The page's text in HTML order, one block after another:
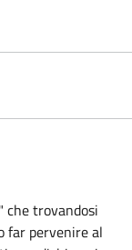
trovandosi
far pervenire al